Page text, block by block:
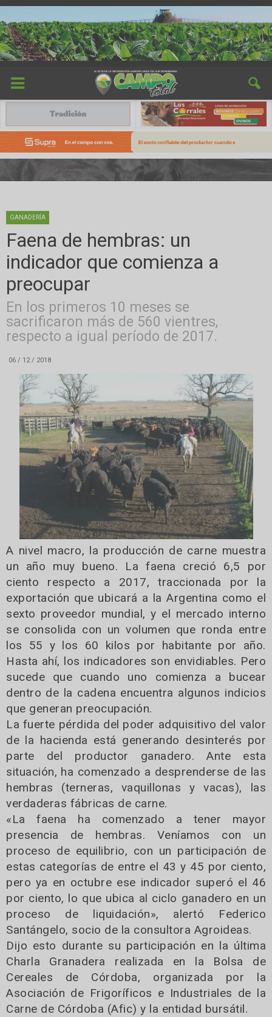
GANADERÍA
Faena de hembras: un
indicador que comienza a
preocupar
En los primeros 10 meses se
sacrificaron más de 560 vientres,
respecto a igual período de 2017.
06 / 12 / 2018
A nivel macro, la producción de carne muestra
un año muy bueno. La faena creció 6,5 por
ciento respecto a 2017, traccionada por la
exportación que ubicará a la Argentina como el
sexto proveedor mundial, y el mercado interno
se consolida con un volumen que ronda entre
los 55 y los 60 kilos por habitante por año.
Hasta ahí, los indicadores son envidiables. Pero
sucede que cuando uno comienza a bucear
dentro de la cadena encuentra algunos indicios
que generan preocupación.
La fuerte pérdida del poder adquisitivo del valor
de la hacienda está generando desinterés por
parte del productor ganadero. Ante esta
situación, ha comenzado a desprenderse de las
hembras (terneras, vaquillonas y vacas), las
verdaderas fábricas de carne.
«La faena ha comenzado a tener mayor
presencia de hembras. Veníamos con un
proceso de equilibrio, con un participación de
estas categorías de entre el 43 y 45 por ciento,
pero ya en octubre ese indicador superó el 46
por ciento, lo que ubica al ciclo ganadero en un
proceso de liquidación», alertó Federico
Santángelo, socio de la consultora Agroideas.
Dijo esto durante su participación en la última
Charla Granadera realizada en la Bolsa de
Cereales de Córdoba, organizada por la
Asociación de Frigoríficos e Industriales de la
Carne de Córdoba (Afic) y la entidad bursátil.